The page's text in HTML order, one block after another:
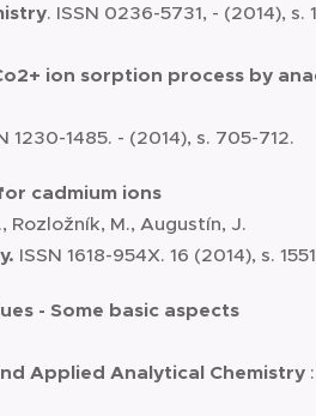
. ISSN 0236-5731, - (2014), s.
ion sorption process by
1230-1485. - (2014), s. 705-712.
cadmium ions
Rozložník, M., Augustín, J.
ISSN 1618-954X. 16 (2014), s.
- Some basic aspects
Applied Analytical Chemistry